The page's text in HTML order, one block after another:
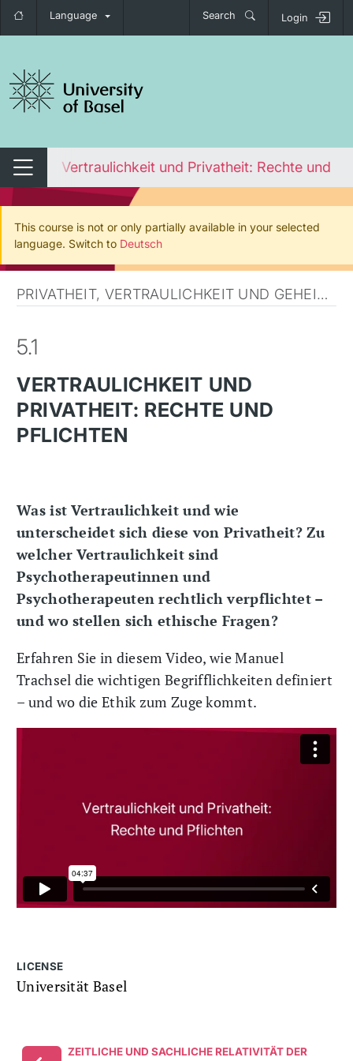
Language Search Login
navigation
Switch navigation
Vertraulichkeit und Privatheit: Rechte und
This course is not or only partially available in your selected
language. Switch to Deutsch
PRIVATHEIT, VERTRAULICHKEIT UND GEHEIMHALTUNGSPFLICHT
5.1
VERTRAULICHKEIT UND
PRIVATHEIT: RECHTE UND
PFLICHTEN
Was ist Vertraulichkeit und wie
unterscheidet sich diese von Privatheit? Zu
welcher Vertraulichkeit sind
Psychotherapeutinnen und
Psychotherapeuten rechtlich verpflichtet –
und wo stellen sich ethische Fragen?
Erfahren Sie in diesem Video, wie Manuel
Trachsel die wichtigen Begrifflichkeiten definiert
– und wo die Ethik zum Zuge kommt.
LICENSE
Universität Basel
ZEITLICHE UND SACHLICHE RELATIVITÄT DER